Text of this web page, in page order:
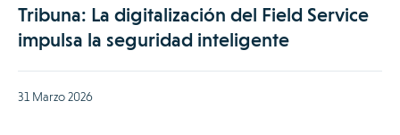
Tribuna: La digitalización del Field Service
impulsa la seguridad inteligente
31 Marzo 2026